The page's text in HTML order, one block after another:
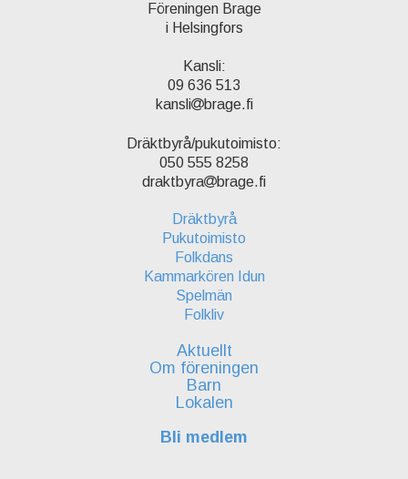
Föreningen Brage
i Helsingfors
Kansli:
09 636 513
kansli
brage.fi
Dräktbyrå/pukutoimisto:
050 555 8258
draktbyra
brage.fi
Dräktbyrå
Pukutoimisto
Folkdans
Kammarkören Idun
Spelmän
Folkliv
Aktuellt
Om föreningen
Barn
Lokalen
Bli medlem